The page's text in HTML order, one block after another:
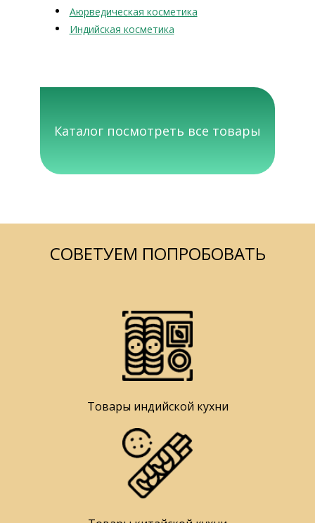
Аюрведическая косметика
Индийская косметика
Каталог посмотреть все товары
СОВЕТУЕМ ПОПРОБОВАТЬ
Товары индийской кухни